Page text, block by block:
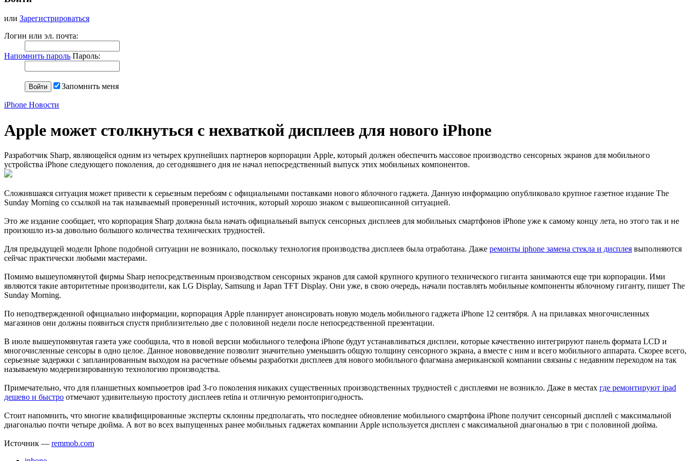
или Зарегистрироваться
Логин или эл. почта:
Напомнить пароль Пароль:
Запомнить меня
iPhone Новости
Apple может столкнуться с нехваткой дисплеев для нового iPhone
Разработчик Sharp, являющейся одним из четырех крупнейших партнеров корпорации Apple, который должен обеспечить массовое производство сенсорных экранов для мобильного
устройства iPhone следующего поколения, до сегодняшнего дня не начал непосредственный выпуск этих мобильных компонентов.
Сложившаяся ситуация может привести к серьезным перебоям с официальными поставками нового яблочного гаджета. Данную информацию опубликовало крупное газетное издание The
Sunday Morning со ссылкой на так называемый проверенный источник, который хорошо знаком с вышеописанной ситуацией.
Это же издание сообщает, что корпорация Sharp должна была начать официальный выпуск сенсорных дисплеев для мобильных смартфонов iPhone уже к самому концу лета, но этого так и не
произошло из-за довольно большого количества технических трудностей.
Для предыдущей модели Iphone подобной ситуации не возникало, поскольку технология производства дисплеев была отработана. Даже ремонты iphone замена стекла и дисплея выполняются
сейчас практически любыми мастерами.
Помимо вышеупомянутой фирмы Sharp непосредственным производством сенсорных экранов для самой крупного крупного технического гиганта занимаются еще три корпорации. Ими
являются такие авторитетные производители, как LG Display, Samsung и Japan TFT Display. Они уже, в свою очередь, начали поставлять мобильные компоненты яблочному гиганту, пишет The
Sunday Morning.
По неподтвержденной официально информации, корпорация Apple планирует анонсировать новую модель мобильного гаджета iPhone 12 сентября. А на прилавках многочисленных
магазинов они должны появиться спустя приблизительно две с половиной недели после непосредственной презентации.
В июле вышеупомянутая газета уже сообщила, что в новой версии мобильного телефона iPhone будут устанавливаться дисплеи, которые качественно интегрируют панель формата LCD и
многочисленные сенсоры в одно целое. Данное нововведение позволит значительно уменьшить общую толщину сенсорного экрана, а вместе с ним и всего мобильного аппарата. Скорее всего,
серьезные задержки с запланированным выходом на расчетные объемы разработки дисплеев для нового мобильного флагмана американской компании связаны с недавним переходом на так
называемую модернизированную технологию производства.
Примечательно, что для планшетных компьюетров ipad 3-го поколения никаких существенных производственных трудностей с дисплеями не возникло. Даже в местах где ремонтируют ipad
дешево и быстро отмечают удивительную простоту дисплеев retina и отличную ремонтопригодность.
Стоит напомнить, что многие квалифицированные эксперты склонны предполагать, что последнее обновление мобильного смартфона iPhone получит сенсорный дисплей с максимальной
диагональю почти четыре дюйма. А вот во всех выпущенных ранее мобильных гаджетах компании Apple используется дисплеи с максимальной диагональю в три с половиной дюйма.
Источник — remmob.com